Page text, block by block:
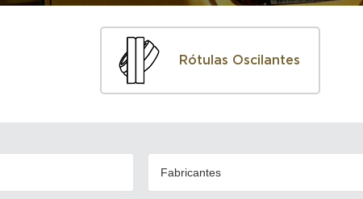
Rótulas Oscilantes
Fabricantes